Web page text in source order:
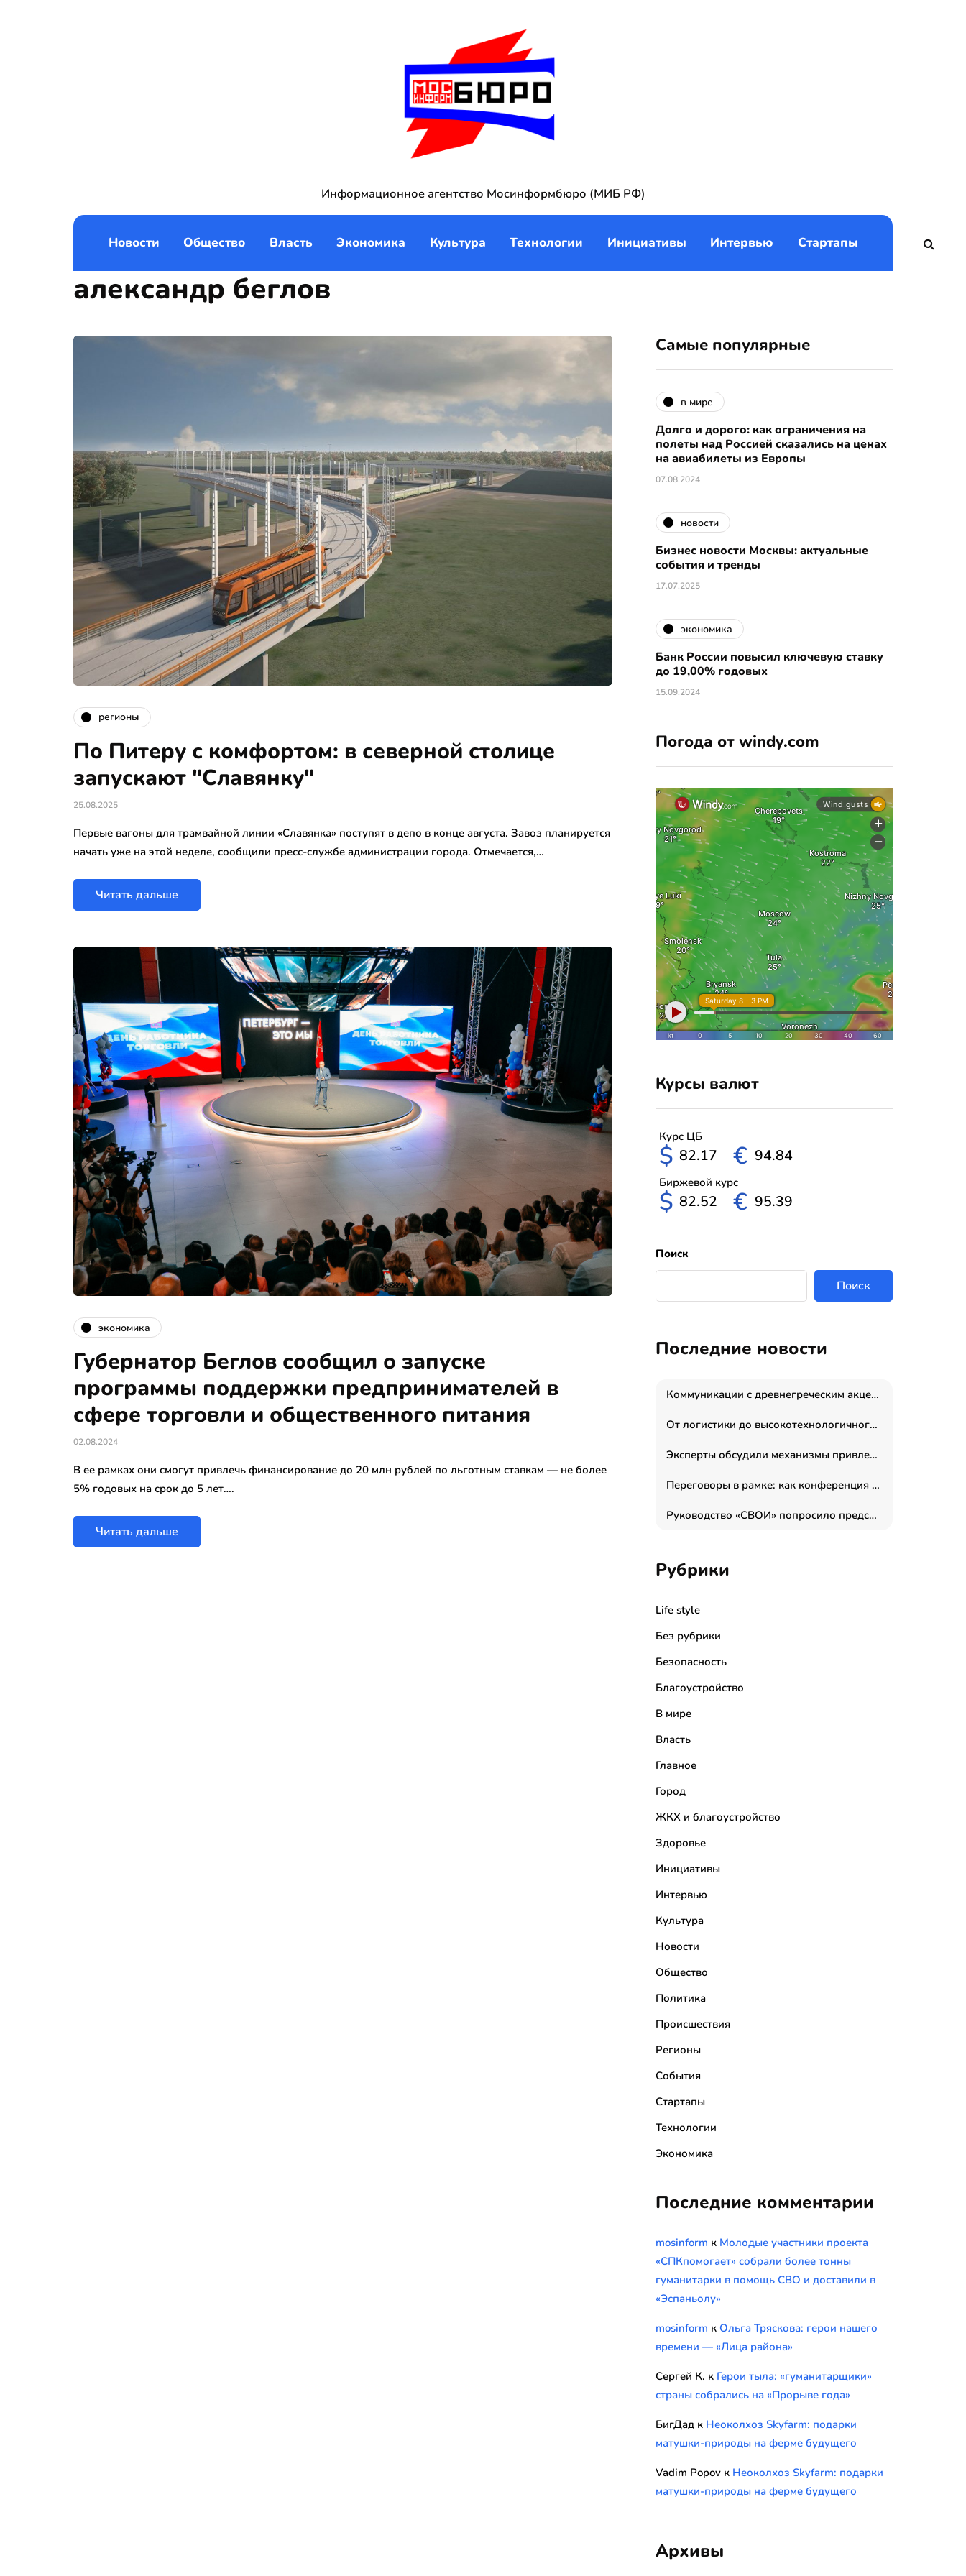
Информационное агентство Мосинформбюро (МИБ РФ)
Новости Общество Власть Экономика Культура Технологии Инициативы Интервью Стартапы
александр беглов
регионы
По Питеру с комфортом: в северной столице
запускают "Славянку"
25.08.2025
Первые вагоны для трамвайной линии «Славянка» поступят в депо в конце августа. Завоз планируется
начать уже на этой неделе, сообщили пресс-службе администрации города. Отмечается,…
Читать дальше
экономика
Губернатор Беглов сообщил о запуске
программы поддержки предпринимателей в
сфере торговли и общественного питания
02.08.2024
В ее рамках они смогут привлечь финансирование до 20 млн рублей по льготным ставкам — не более
5% годовых на срок до 5 лет….
Читать дальше
Самые популярные
в мире
Долго и дорого: как ограничения на
полеты над Россией сказались на ценах
на авиабилеты из Европы
07.08.2024
новости
Бизнес новости Москвы: актуальные
события и тренды
17.07.2025
экономика
Банк России повысил ключевую ставку
до 19,00% годовых
15.09.2024
Погода от windy.com
Курсы валют
Курс ЦБ
$ 82.17 € 94.84
Биржевой курс
$ 82.52 € 95.39
Поиск
Поиск
Последние новости
Коммуникации с древнегреческим акцентом: медиаменеджер и журналист Владимир Дергачев запустил коммуникационное агентство «Сократ 2.0»
От логистики до высокотехнологичного производства: как основатель “гагаринга” выстраивает экосистему безопасности и гражданских БПЛА
Эксперты обсудили механизмы привлечения молодых специалистов в промышленные города
Переговоры в рамке: как конференция «Бизнес как искусство» переформатирует деловой этикет в стенах ТПП РФ
Руководство «СВОИ» попросило председателя СКР дать правовую оценку обысков в тыловом штабе
Рубрики
Life style
Без рубрики
Безопасность
Благоустройство
В мире
Власть
Главное
Город
ЖКХ и благоустройство
Здоровье
Инициативы
Интервью
Культура
Новости
Общество
Политика
Происшествия
Регионы
События
Стартапы
Технологии
Экономика
Последние комментарии
mosinform к Молодые участники проекта
«СПКпомогает» собрали более тонны
гуманитарки в помощь СВО и доставили в
«Эспаньолу»
mosinform к Ольга Тряскова: герои нашего
времени — «Лица района»
Сергей К. к Герои тыла: «гуманитарщики»
страны собрались на «Прорыве года»
БигДад к Неоколхоз Skyfarm: подарки
матушки-природы на ферме будущего
Vadim Popov к Неоколхоз Skyfarm: подарки
матушки-природы на ферме будущего
Архивы